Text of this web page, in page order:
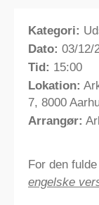
Kategori:
Dato: 03/12/
Tid: 15:00
Lokation:
7, 8000
Arrangør:
For den
engelske